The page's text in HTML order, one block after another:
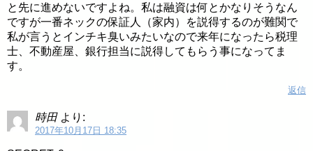
と先に進めないですよね。私は融資は何とかなりそうなん
ですが一番ネックの保証人（家内）を説得するのが難関で
私が言うとインチキ臭いみたいなので来年になったら税理
士、不動産屋、銀行担当に説得してもらう事になってま
す。
返信
時田 より:
2017年10月17日 18:35